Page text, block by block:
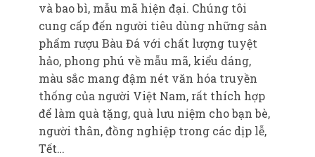
và bao bì, mẫu mã hiện đại. Chúng tôi
cung cấp đến người tiêu dùng những sản
phẩm rượu Bàu Đá với chất lượng tuyệt
hảo, phong phú về mẫu mã, kiểu dáng,
màu sắc mang đậm nét văn hóa truyền
thống của người Việt Nam, rất thích hợp
để làm quà tặng, quà lưu niệm cho bạn bè,
người thân, đồng nghiệp trong các dịp lễ,
Tết…